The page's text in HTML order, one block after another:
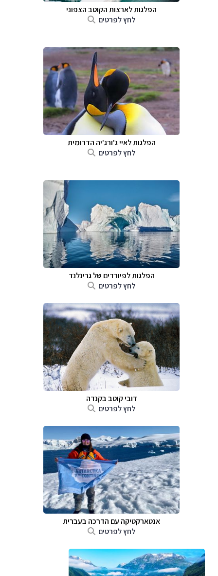
הפלגות לארצות הקוטב הצפוני
לחץ לפרטים
הפלגות לאיי ג'ורג'יה הדרומית
לחץ לפרטים
הפלגות לפיורדים של גרינלנד
לחץ לפרטים
דובי קוטב בקנדה
לחץ לפרטים
אנטארקטיקה עם הדרכה בעברית
לחץ לפרטים